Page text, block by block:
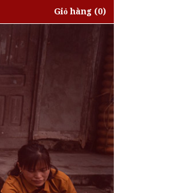
Giỏ hàng (0)